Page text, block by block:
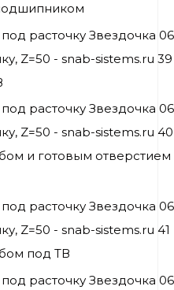
и готовым отверстием
под ТВ